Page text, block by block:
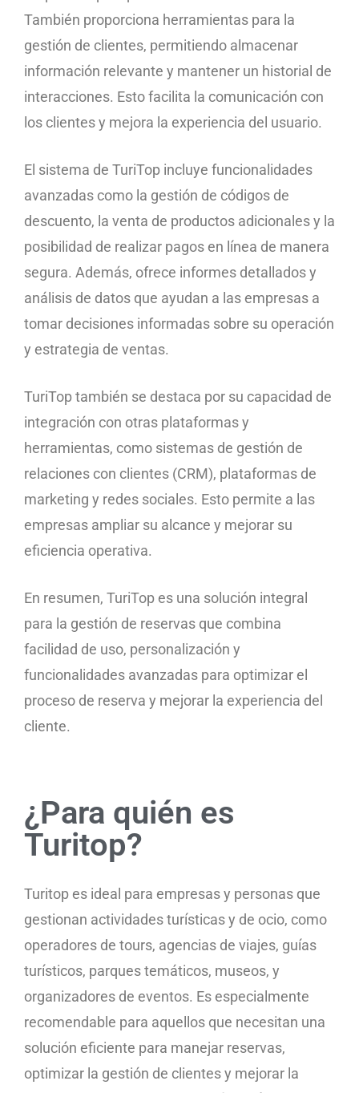
También proporciona herramientas para la
gestión de clientes, permitiendo almacenar
información relevante y mantener un historial de
interacciones. Esto facilita la comunicación con
los clientes y mejora la experiencia del usuario.
El sistema de TuriTop incluye funcionalidades
avanzadas como la gestión de códigos de
descuento, la venta de productos adicionales y la
posibilidad de realizar pagos en línea de manera
segura. Además, ofrece informes detallados y
análisis de datos que ayudan a las empresas a
tomar decisiones informadas sobre su operación
y estrategia de ventas.
TuriTop también se destaca por su capacidad de
integración con otras plataformas y
herramientas, como sistemas de gestión de
relaciones con clientes (CRM), plataformas de
marketing y redes sociales. Esto permite a las
empresas ampliar su alcance y mejorar su
eficiencia operativa.
En resumen, TuriTop es una solución integral
para la gestión de reservas que combina
facilidad de uso, personalización y
funcionalidades avanzadas para optimizar el
proceso de reserva y mejorar la experiencia del
cliente.
¿Para quién es
Turitop?
Turitop es ideal para empresas y personas que
gestionan actividades turísticas y de ocio, como
operadores de tours, agencias de viajes, guías
turísticos, parques temáticos, museos, y
organizadores de eventos. Es especialmente
recomendable para aquellos que necesitan una
solución eficiente para manejar reservas,
optimizar la gestión de clientes y mejorar la